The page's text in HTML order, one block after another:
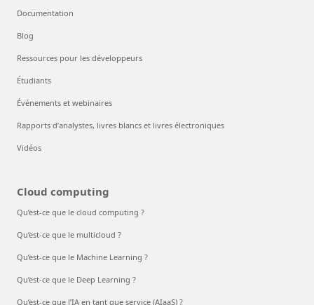
Documentation
Blog
Ressources pour les développeurs
Étudiants
Événements et webinaires
Rapports d’analystes, livres blancs et livres électroniques
Vidéos
Cloud computing
Qu’est-ce que le cloud computing ?
Qu’est-ce que le multicloud ?
Qu’est-ce que le Machine Learning ?
Qu’est-ce que le Deep Learning ?
Qu’est-ce que l’IA en tant que service (AIaaS) ?